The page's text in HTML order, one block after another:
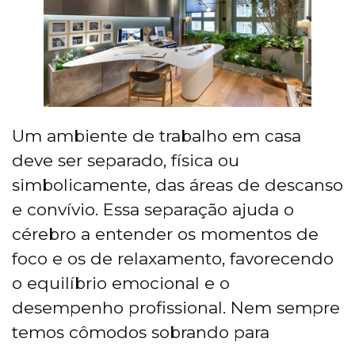
Um ambiente de trabalho em casa
deve ser separado, física ou
simbolicamente, das áreas de descanso
e convívio. Essa separação ajuda o
cérebro a entender os momentos de
foco e os de relaxamento, favorecendo
o equilíbrio emocional e o
desempenho profissional. Nem sempre
temos cômodos sobrando para